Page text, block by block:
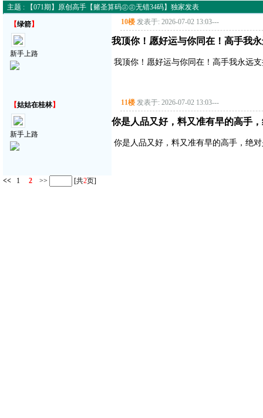
主题 : 【071期】原创高手【赌圣算码㊣㊣无错34码】独家发表
【绿箭】
新手上路
10楼 发表于: 2026-07-02 13:03---
我顶你！愿好运与你同在！高手我
我顶你！愿好运与你同在！高手我永远
【姑姑在桂林】
新手上路
11楼 发表于: 2026-07-02 13:03---
你是人品又好，料又准有早的高手
你是人品又好，料又准有早的高手，绝
<< 1 2 >> [共2页]